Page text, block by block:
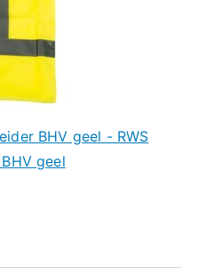
BHV geel - RWS
geel